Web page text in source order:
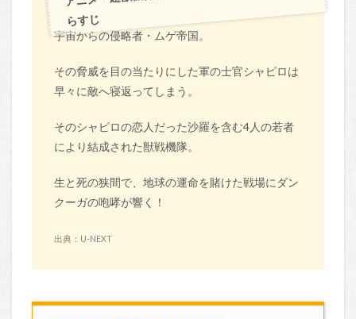
らすじ
宇宙からの侵略者・ムゲ帝国。
その脅威を目の当たりにした軍の士官シャピロは
早々に敵へ寝返ってしまう。
そのシャピロの恋人だった沙羅を含む4人の若者
により結成された獣戦機隊。
生と死の狭間で、地球の運命を賭けた戦場にダン
クーガの咆哮が響く！
出典：U-NEXT